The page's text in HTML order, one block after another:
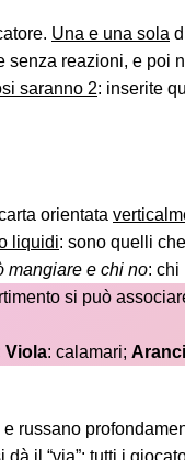
Una e una sola
reazioni, e
saranno 2: inserite
orientata
liquidi: sono quelli
mangiare e chi no: chi
si può
Viola: calamari;
russano
il “via”: tutti i